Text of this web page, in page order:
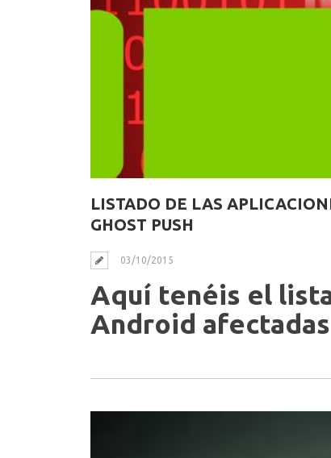
LISTADO DE LAS
GHOST PUSH
03/10/2015
Aquí tenéis el
Android